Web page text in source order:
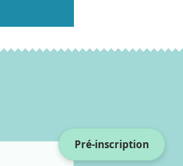
Pré-inscription